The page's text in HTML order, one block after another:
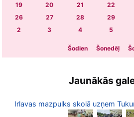
19
20 21 22
26
27 28 29
2
3 4 5
Šodien Šonedēļ
Jaunākās
Irlavas mazpulks skolā uzņem